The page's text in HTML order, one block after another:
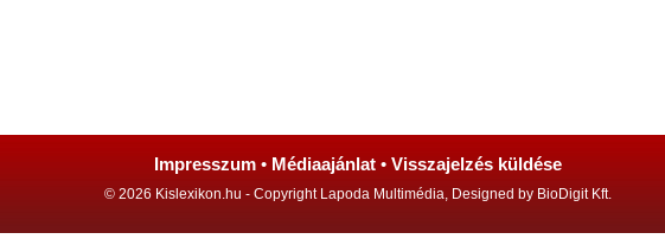
Impresszum • Médiaajánlat • Visszajelzés küldése
© 2026 Kislexikon.hu - Copyright Lapoda Multimédia, Designed by BioDigit Kft.